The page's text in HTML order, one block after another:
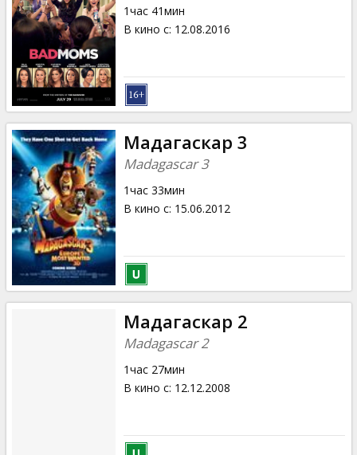
1час 41мин
В кино с: 12.08.2016
Мадагаскар 3
Madagascar 3
1час 33мин
В кино с: 15.06.2012
Мадагаскар 2
Madagascar 2
1час 27мин
В кино с: 12.12.2008